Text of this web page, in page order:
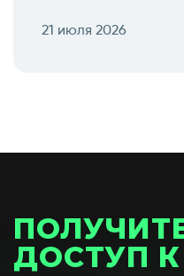
21 июля 2026
ДОСТУП